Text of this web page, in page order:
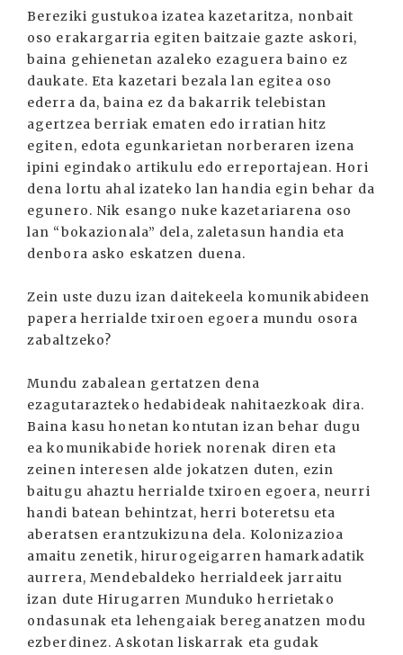
Bereziki gustukoa izatea kazetaritza, nonbait
oso erakargarria egiten baitzaie gazte askori,
baina gehienetan azaleko ezaguera baino ez
daukate. Eta kazetari bezala lan egitea oso
ederra da, baina ez da bakarrik telebistan
agertzea berriak ematen edo irratian hitz
egiten, edota egunkarietan norberaren izena
ipini egindako artikulu edo erreportajean. Hori
dena lortu ahal izateko lan handia egin behar da
egunero. Nik esango nuke kazetariarena oso
lan “bokazionala” dela, zaletasun handia eta
denbora asko eskatzen duena.
Zein uste duzu izan daitekeela komunikabideen
papera herrialde txiroen egoera mundu osora
zabaltzeko?
Mundu zabalean gertatzen dena
ezagutarazteko hedabideak nahitaezkoak dira.
Baina kasu honetan kontutan izan behar dugu
ea komunikabide horiek norenak diren eta
zeinen interesen alde jokatzen duten, ezin
baitugu ahaztu herrialde txiroen egoera, neurri
handi batean behintzat, herri boteretsu eta
aberatsen erantzukizuna dela. Kolonizazioa
amaitu zenetik, hirurogeigarren hamarkadatik
aurrera, Mendebaldeko herrialdeek jarraitu
izan dute Hirugarren Munduko herrietako
ondasunak eta lehengaiak bereganatzen modu
ezberdinez. Askotan liskarrak eta gudak